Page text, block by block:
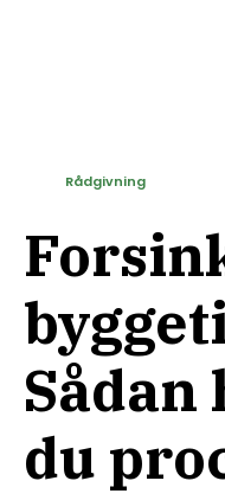
du
Rådgivning